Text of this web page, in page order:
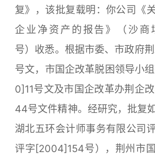
复》，该批复载明：你公司《
企业净资产的报告》（沙商
号）收悉。根据市委、市政府
号文，市国企改革脱困领导小
0]11号文及市国企改革办荆企
44号文件精神。经研究，批复
湖北五环会计师事务有限公司
评字[2004]154号），荆州市国